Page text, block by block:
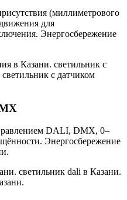
(миллиметрового
для
Энергосбережение
в Казани. светильник с
с датчиком
DALI, DMX, 0–
Энергосбережение
светильник dali в Казани.
.